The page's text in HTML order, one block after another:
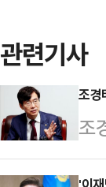
관련기사
조경
조
추